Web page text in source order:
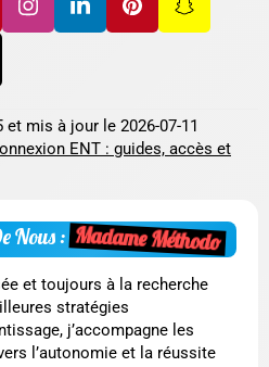
et mis à jour le 2026-07-11
ENT : guides, accès et
Nous :Madame Méthodo
et toujours à la recherche
stratégies
j’accompagne les
l’autonomie et la réussite